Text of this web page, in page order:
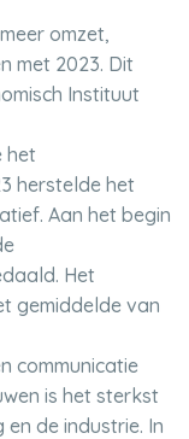
omzet,
met 2023. Dit
Instituut
het
herstelde het
Aan het begin
Het
gemiddelde van
communicatie
is het sterkst
de industrie. In